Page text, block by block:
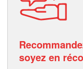
soyez en